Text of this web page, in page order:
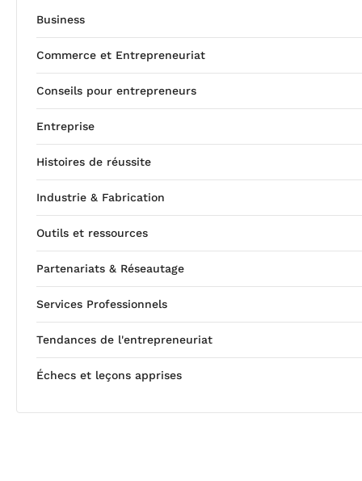
Business
Commerce et Entrepreneuriat
Conseils pour entrepreneurs
Entreprise
Histoires de réussite
Industrie & Fabrication
Outils et ressources
Partenariats & Réseautage
Services Professionnels
Tendances de l'entrepreneuriat
Échecs et leçons apprises